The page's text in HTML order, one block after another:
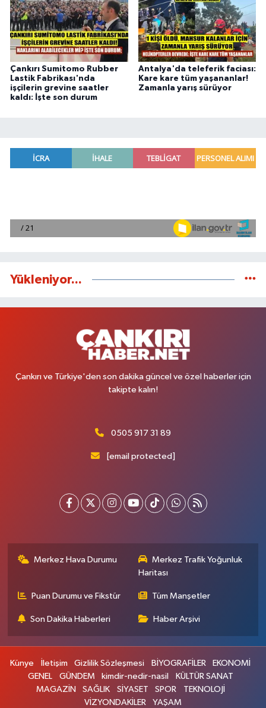
Çankırı Sumitomo Rubber
Lastik Fabrikası'nda
işçilerin grevine saatler
kaldı: İşte son durum
Antalya'da teleferik faciası:
Kare kare tüm yaşananlar!
Zamanla yarış sürüyor
Yükleniyor...
Çankırı ve Türkiye'den son dakika güncel ve özel haberler için
takipte kalın!
0505 917 31 89
[email protected]
Merkez Hava Durumu
Merkez Trafik Yoğunluk
Haritası
Puan Durumu ve Fikstür Tüm Manşetler
Son Dakika Haberleri Haber Arşivi
Künye İletişim Gizlilik Sözleşmesi BİYOGRAFİLER
EKONOMİ
GENEL
GÜNDEM kimdir-nedir-nasil
KÜLTÜR SANAT
MAGAZİN
SAĞLIK SİYASET SPOR
TEKNOLOJİ
VİZYONDAKİLER
YAŞAM